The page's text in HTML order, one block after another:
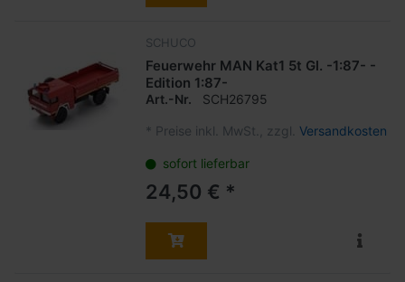
SCHUCO
Feuerwehr MAN Kat1 5t Gl. -1:87- -
Edition 1:87-
Art.-Nr. SCH26795
* Preise inkl. MwSt., zzgl. Versandkosten
sofort lieferbar
24,50 € *